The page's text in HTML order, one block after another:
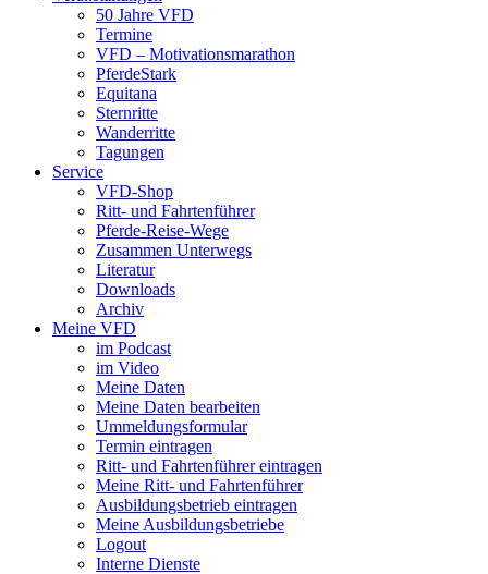
50 Jahre VFD
Termine
VFD – Motivationsmarathon
PferdeStark
Equitana
Sternritte
Wanderritte
Tagungen
Service
VFD-Shop
Ritt- und Fahrtenführer
Pferde-Reise-Wege
Zusammen Unterwegs
Literatur
Downloads
Archiv
Meine VFD
im Podcast
im Video
Meine Daten
Meine Daten bearbeiten
Ummeldungsformular
Termin eintragen
Ritt- und Fahrtenführer eintragen
Meine Ritt- und Fahrtenführer
Ausbildungsbetrieb eintragen
Meine Ausbildungsbetriebe
Logout
Interne Dienste